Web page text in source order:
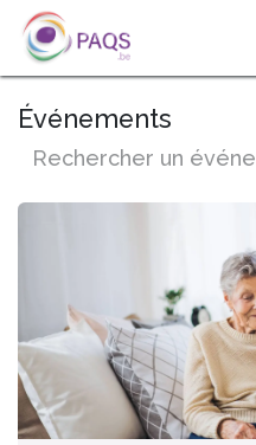
SE RENDRE AU CONTENU
Événements